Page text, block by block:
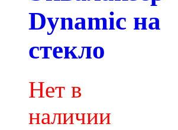
Dynamic на
стекло
Нет в
наличии